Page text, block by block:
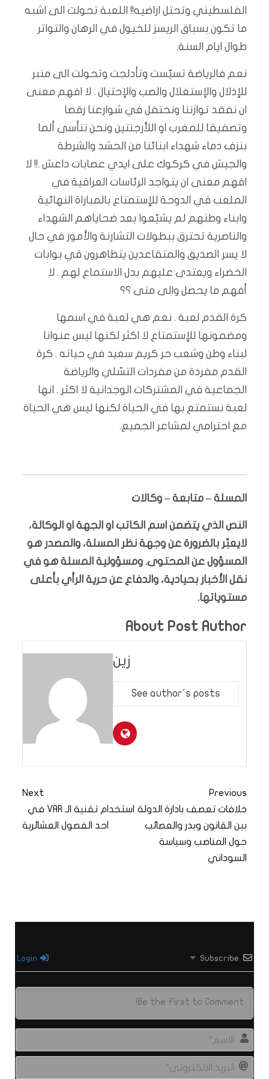
الفلسطيني وتحتل اراضيه!! اللعبة تحولت الى اشبه
ما تكون بسباق الريسز للخيول في الرهان والتواتر
طوال ايام السنة.
نعم فالرياضة تسيّست وتأدلجت وتحولت الى منبر
للإذلال والإستغلال والصب والإحتيال . لا افهم معنى
ان نفقد توازننا ونحتفل في شوارعنا رقصا
وتصفيقا للمغرب او اللأرجنتين ونحن نتأسى ألما
بنزف دماء شهداء ابنائنا من الحشد والشرطة
والجيش في كركوك على ايدي عصابات داعش .!! لا
افهم معنى ان يتواجد الرئاسات العراقية في
الملعب في الدوحة للإستمتاع بالمباراة النهائية
وابناء وطنهم لم يشيّعوا بعد ضحاياهم الشهداء
والناصرية تحترق ببطولات التشارنة والأمور في حال
لا يسر الصديق والمتقاعدين يتظاهرون قي بوابات
الخضراء ويعتدى عليهم بدل الاستماع لهم . لا
أفهم ما يحصل والى متى ؟؟
كرة القدم لعبة . نعم هي لعبة في اسمها
ومضمونها للإستمتاع لا اكثر لكنها ليس عنوانا
لبناء وطن وشعب حر كريم سعيد في حياته . كرة
القدم مفردة من مفردات التسّلي والرياضة
الجماعية في المشتركات الوجدانية لا اكثر . انها
لعبة نستمتع بها في الحياة لكنها ليس هي الحياة
مع احترامي لمشاعر الجميع.
المسلة – متابعة – وكالات
النص الذي يتضمن اسم الكاتب او الجهة او الوكالة،
لايعبّر بالضرورة عن وجهة نظر المسلة، والمصدر هو
المسؤول عن المحتوى. ومسؤولية المسلة هو في
نقل الأخبار بحيادية، والدفاع عن حرية الرأي بأعلى
مستوياتها.
About Post Author
زين
See author's posts
Previous
خلافات تعصف بادارة الدولة
بين القانون وبدر والعصائب
حول المناصب وسياسة
السوداني
Next
استخدام تقنية الـ VAR في
احد الفصول العشائرية
Subscribe